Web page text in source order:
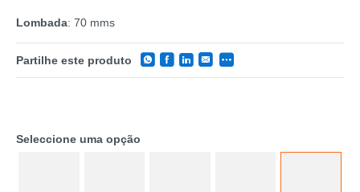
Lombada: 70 mms
Partilhe este produto
Seleccione uma opção